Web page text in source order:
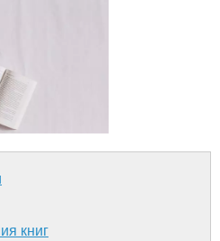
книг